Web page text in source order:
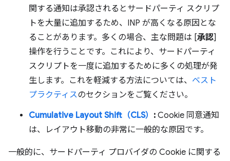
関する通知は承認されるとサードパーティ スクリプ
トを大量に追加するため、INP が高くなる原因とな
ることがあります。多くの場合、主な問題は [承認]
操作を行うことです。これにより、サードパーティ
スクリプトを一度に追加するために多くの処理が発
生します。これを軽減する方法については、 ベスト
プラクティスのセクションをご覧ください。
Cumulative Layout Shift（CLS） : Cookie 同意通知
は、レイアウト移動の非常に一般的な原因です。
一般的に、サードパーティ プロバイダの Cookie に関する